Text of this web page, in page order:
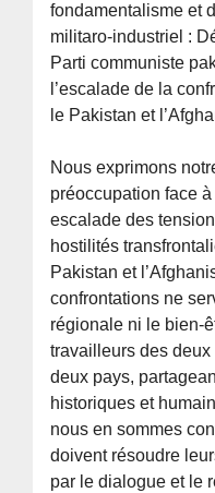
fondamentalisme et
militaro-industriel :
Parti communiste
l’escalade de la
le Pakistan et
Nous exprimons
préoccupation face
escalade des
hostilités
Pakistan et
confrontations ne
régionale ni le bien-
travailleurs des deux
deux pays,
historiques et
nous en sommes
doivent résoudre
par le dialogue et le